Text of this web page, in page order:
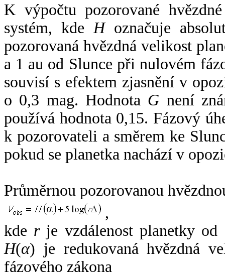
K výpočtu pozorované
systém, kde Hoznačuje
pozorovaná hvězdná velikost
a 1 au od Slunce při nulovém
souvisí s efektem zjasnění v
o 0,3 mag. Hodnota G není
používá hodnota 0,15. Fázový
k pozorovateli a směrem ke
pokud se planetka nachází v
Průměrnou pozorovanou
,
kde rje vzdálenost planetky od
H(α) je redukovaná hvězdná
fázového zákona